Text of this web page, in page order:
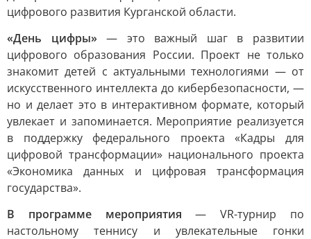
цифрового развития Курганской области.
«День цифры»— это важный шаг в развитии
цифрового образования России. Проект не только
знакомит детей с актуальными технологиями — от
искусственного интеллекта до кибербезопасности, —
но и делает это в интерактивном формате, который
увлекает и запоминается. Мероприятие реализуется
в поддержку федерального проекта «Кадры для
цифровой трансформации» национального проекта
«Экономика данных и цифровая трансформация
государства».
В программе мероприятия — VR-турнир по
настольному теннису и увлекательные гонки